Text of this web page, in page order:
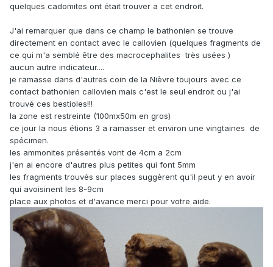
quelques cadomites ont était trouver a cet endroit.
J'ai remarquer que dans ce champ le bathonien se trouve
directement en contact avec le callovien (quelques fragments de
ce qui m'a semblé être des macrocephalites très usées )
aucun autre indicateur....
je ramasse dans d'autres coin de la Nièvre toujours avec ce
contact bathonien callovien mais c'est le seul endroit ou j'ai
trouvé ces bestioles!!!
la zone est restreinte (100mx50m en gros)
ce jour la nous étions 3 a ramasser et environ une vingtaines de
spécimen.
les ammonites présentés vont de 4cm a 2cm
j'en ai encore d'autres plus petites qui font 5mm
les fragments trouvés sur places suggèrent qu'il peut y en avoir
qui avoisinent les 8-9cm
place aux photos et d'avance merci pour votre aide.